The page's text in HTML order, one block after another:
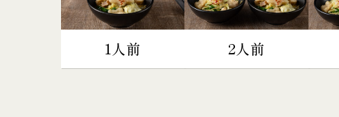
1人前 2人前